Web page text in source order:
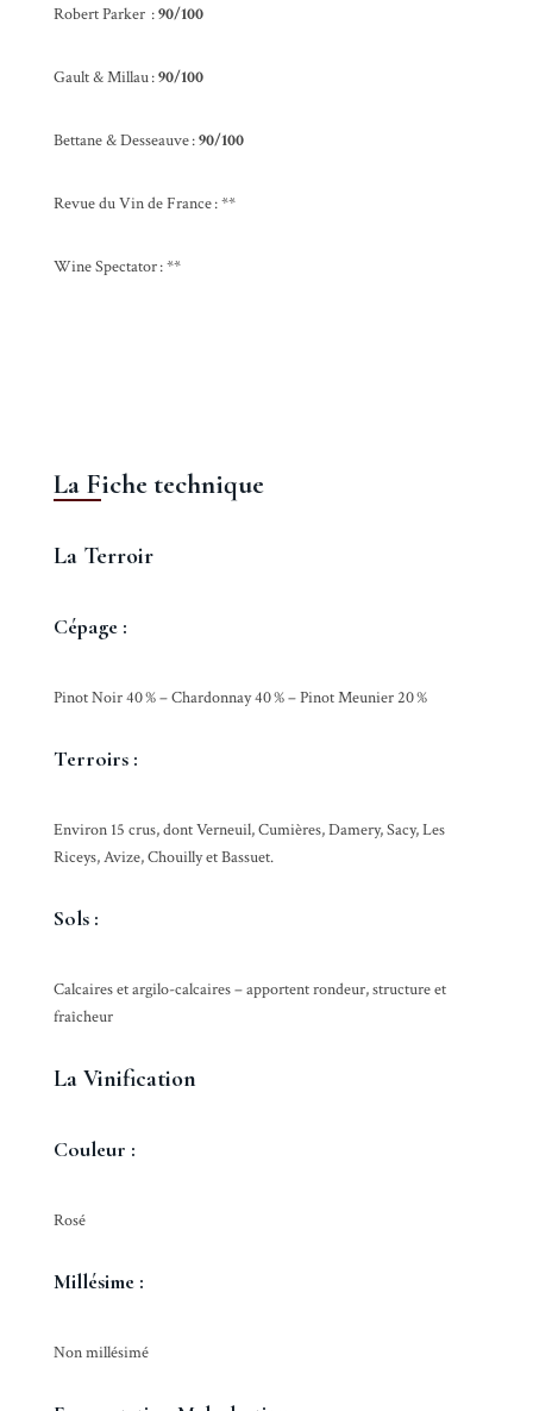
Robert Parker :90/100
Gault & Millau :90/100
Bettane & Desseauve :90/100
Revue du Vin de France : **
Wine Spectator : **
La Fiche technique
La Terroir
Cépage :
Pinot Noir 40 % – Chardonnay 40 % – Pinot Meunier 20 %
Terroirs :
Environ 15 crus, dont Verneuil, Cumières, Damery, Sacy, Les
Riceys, Avize, Chouilly et Bassuet.
Sols :
Calcaires et argilo-calcaires – apportent rondeur, structure et
fraîcheur
La Vinification
Couleur :
Rosé
Millésime :
Non millésimé